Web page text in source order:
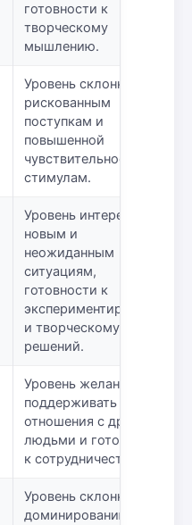
готовности к
творческому
мышлению.
Уровень склонности к
рискованным
поступкам и
повышенной
чувствительности к
стимулам.
Уровень интереса к
новым и
неожиданным
ситуациям,
готовности к
экспериментированию
и творческому поиску
решений.
Уровень желания
поддерживать мирные
отношения с другими
людьми и готовности
к сотрудничеству.
Уровень склонности к
доминированию и